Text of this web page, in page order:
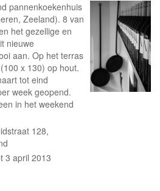
pannenkoekenhuis
Zeeland). 8 van
het gezellige en
nieuwe
aan. Op het terras
x 130) op hout.
tot eind
week geopend.
in het weekend
128,
3 april 2013